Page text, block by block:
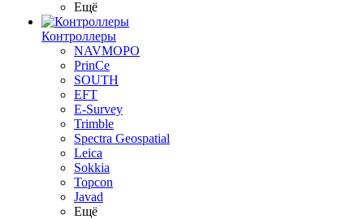
Ещё
Контроллеры
NAVMOPO
PrinCe
SOUTH
EFT
E-Survey
Trimble
Spectra Geospatial
Leica
Sokkia
Topcon
Javad
Ещё